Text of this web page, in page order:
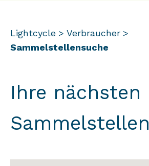
Lightcycle
Verbraucher
Sammelstellensuche
Ihre nächsten
Sammelstellen